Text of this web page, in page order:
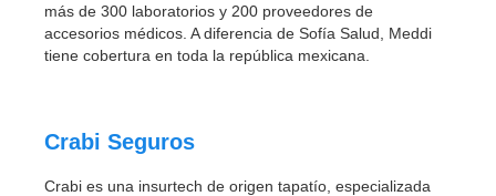
más de 300 laboratorios y 200 proveedores de
accesorios médicos. A diferencia de Sofía Salud, Meddi
tiene cobertura en toda la república mexicana.
Crabi Seguros
Crabi es una insurtech de origen tapatío, especializada